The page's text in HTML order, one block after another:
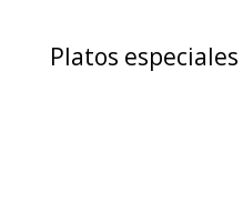
Platos especiales